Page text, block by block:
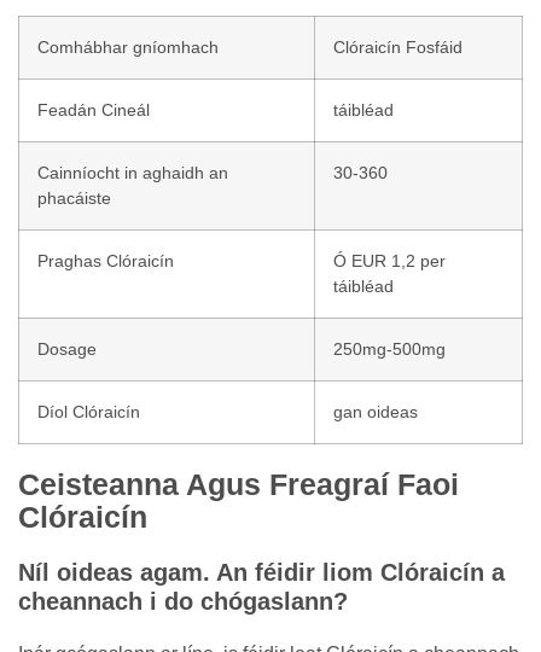
Comhábhar gníomhach Clóraicín Fosfáid
Feadán Cineál táibléad
Cainníocht in aghaidh an
phacáiste
30-360
Praghas Clóraicín
Ó EUR 1,2 per
táibléad
Dosage 250mg-500mg
Díol Clóraicín gan oideas
Ceisteanna Agus Freagraí Faoi
Clóraicín
Níl oideas agam. An féidir liom Clóraicín a
cheannach i do chógaslann?